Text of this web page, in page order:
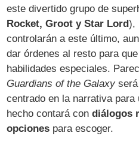
este divertido grupo de
Rocket, Groot y Star Lord),
controlarán a este último,
dar órdenes al resto para
habilidades especiales.
Guardians of the Galaxy
centrado en la narrativa para
hecho contará condiálogos
opciones para escoger.